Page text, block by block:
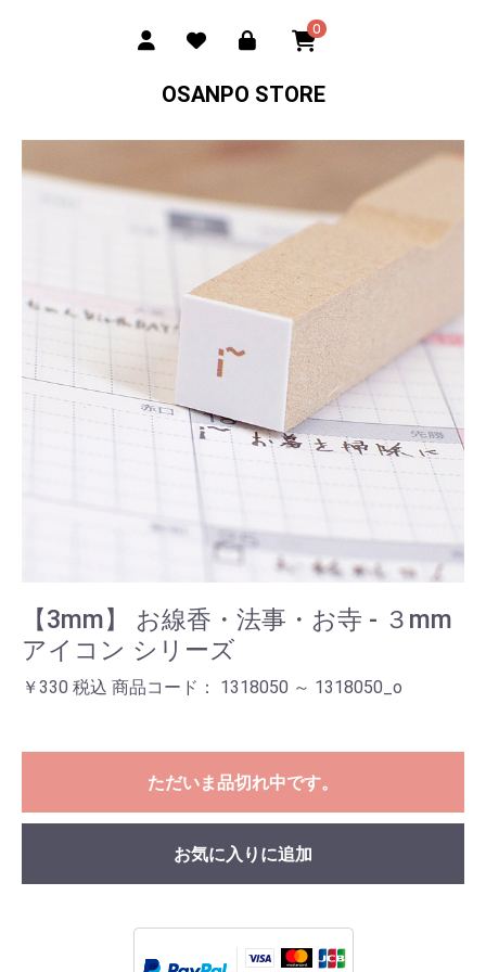
0
OSANPO STORE
【3mm】 お線香・法事・お寺 - ３mm
アイコン シリーズ
￥330 税込 商品コード： 1318050 ～ 1318050_o
ただいま品切れ中です。
お気に入りに追加